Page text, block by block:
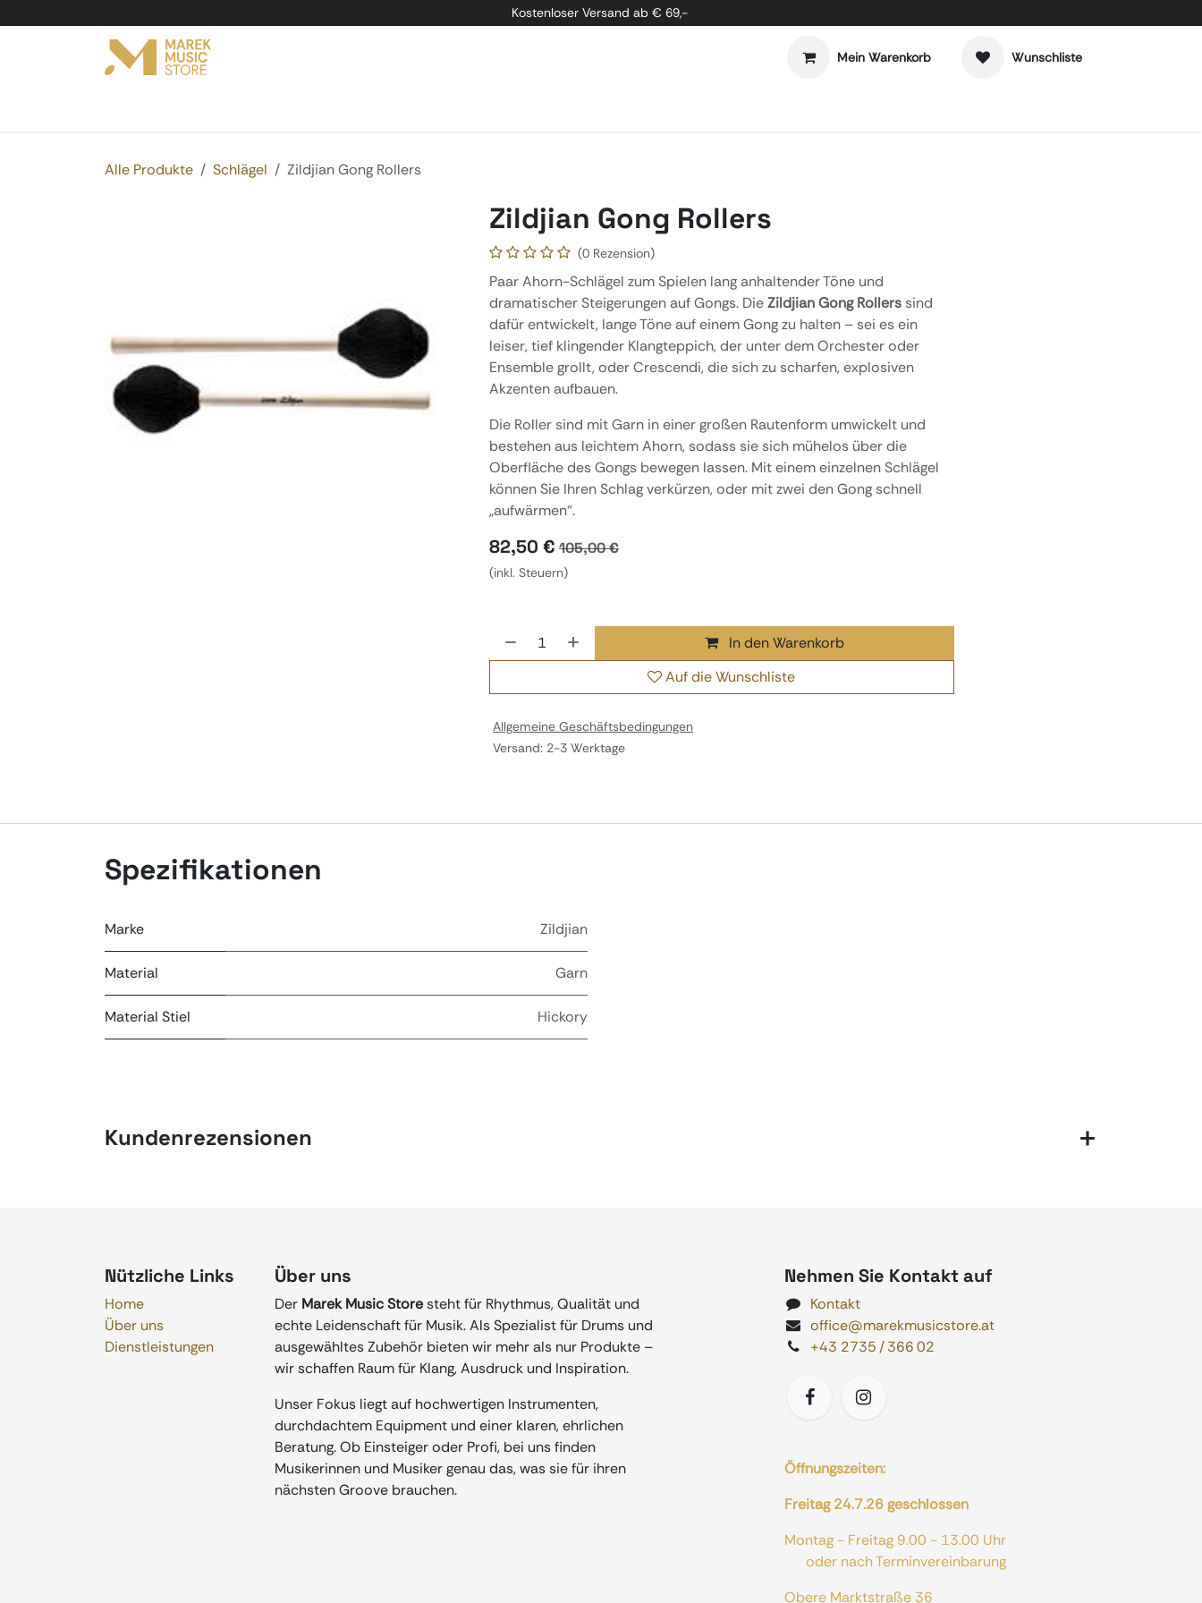
Kostenloser Versand ab € 69,-
Mein Warenkorb Wunschliste
Alle Produkte Schlägel Zildjian Gong Rollers
Zildjian Gong Rollers
(0 Rezension)
Paar Ahorn-Schlägel zum Spielen lang anhaltender Töne und
dramatischer Steigerungen auf Gongs. DieZildjian Gong Rollerssind
dafür entwickelt, lange Töne auf einem Gong zu halten – sei es ein
leiser, tief klingender Klangteppich, der unter dem Orchester oder
Ensemble grollt, oder Crescendi, die sich zu scharfen, explosiven
Akzenten aufbauen.
Die Roller sind mit Garn in einer großen Rautenform umwickelt und
bestehen aus leichtem Ahorn, sodass sie sich mühelos über die
Oberfläche des Gongs bewegen lassen. Mit einem einzelnen Schlägel
können Sie Ihren Schlag verkürzen, oder mit zwei den Gong schnell
„aufwärmen“.
82,50 € 105,00€
(inkl. Steuern)
In den Warenkorb
Auf die Wunschliste
Allgemeine Geschäftsbedingungen
Versand: 2-3 Werktage
Spezifikationen
Marke Zildjian
Material Garn
Material Stiel Hickory
Kundenrezensionen
Nützliche Links
Home
Über uns
Dienstleistungen
Über uns
Der Marek Music Storesteht für Rhythmus, Qualität und
echte Leidenschaft für Musik. Als Spezialist für Drums und
ausgewähltes Zubehör bieten wir mehr als nur Produkte –
wir schaffen Raum für Klang, Ausdruck und Inspiration.
Unser Fokus liegt auf hochwertigen Instrumenten,
durchdachtem Equipment und einer klaren, ehrlichen
Beratung. Ob Einsteiger oder Profi, bei uns finden
Musikerinnen und Musiker genau das, was sie für ihren
nächsten Groove brauchen.
Nehmen Sie Kontakt auf
Kontakt
office@marekmusicstore.at
+43 2735 / 366 02
Öffnungszeiten:
Freitag 24.7.26 geschlossen
Montag - Freitag 9.00 - 13.00 Uhr
oder nach Terminvereinbarung
Obere Marktstraße 36